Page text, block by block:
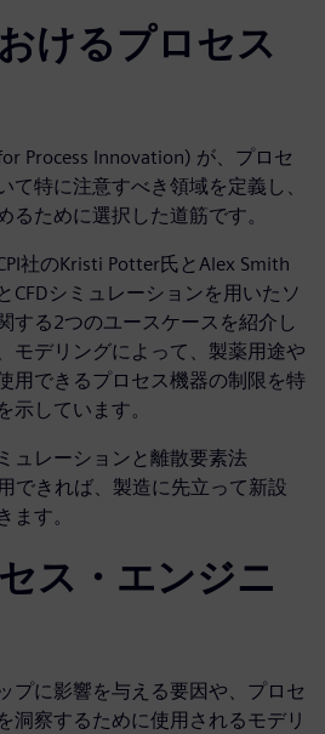
けるプロセス
Process Innovation) が、プロセ
て特に注意すべき領域を定義し、
るために選択した道筋です。
社のKristi Potter氏とAlex Smith
CFDシミュレーションを用いたソ
する2つのユースケースを紹介し
モデリングによって、製薬用途や
用できるプロセス機器の制限を特
示しています。
ュレーションと離散要素法
できれば、製造に先立って新設
ます。
ス・エンジニ
プに影響を与える要因や、プロセ
洞察するために使用されるモデリ